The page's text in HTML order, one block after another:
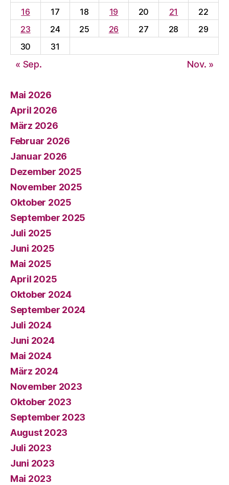
16 17 18 19 20 21
22
23
24 25 26 27 28
29
30
31
« Sep. Nov. »
Mai 2026
April 2026
März 2026
Februar 2026
Januar 2026
Dezember 2025
November 2025
Oktober 2025
September 2025
Juli 2025
Juni 2025
Mai 2025
April 2025
Oktober 2024
September 2024
Juli 2024
Juni 2024
Mai 2024
März 2024
November 2023
Oktober 2023
September 2023
August 2023
Juli 2023
Juni 2023
Mai 2023